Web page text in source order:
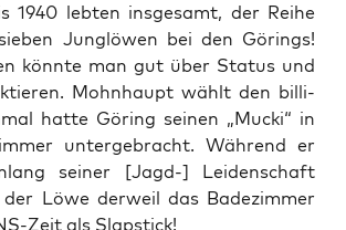
1940 leb­ten ins­ge­samt, der Rei­he
Junglö­wen bei den Görings!
könn­te man gut über Sta­tus und
Mohn­haupt wählt den bil­li­
hat­te Göring sei­nen „Mucki“ in
unter­ge­bracht. Wäh­rend er
sei­ner [Jagd-] Lei­den­schaft
Löwe der­weil das Bade­zim­mer
Zeit als Slapstick!